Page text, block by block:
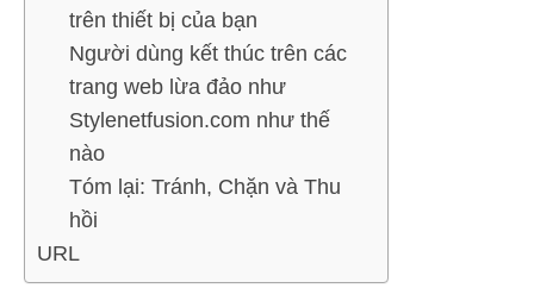
trên thiết bị của bạn
Người dùng kết thúc trên các
trang web lừa đảo như
Stylenetfusion.com như thế
nào
Tóm lại: Tránh, Chặn và Thu
hồi
URL